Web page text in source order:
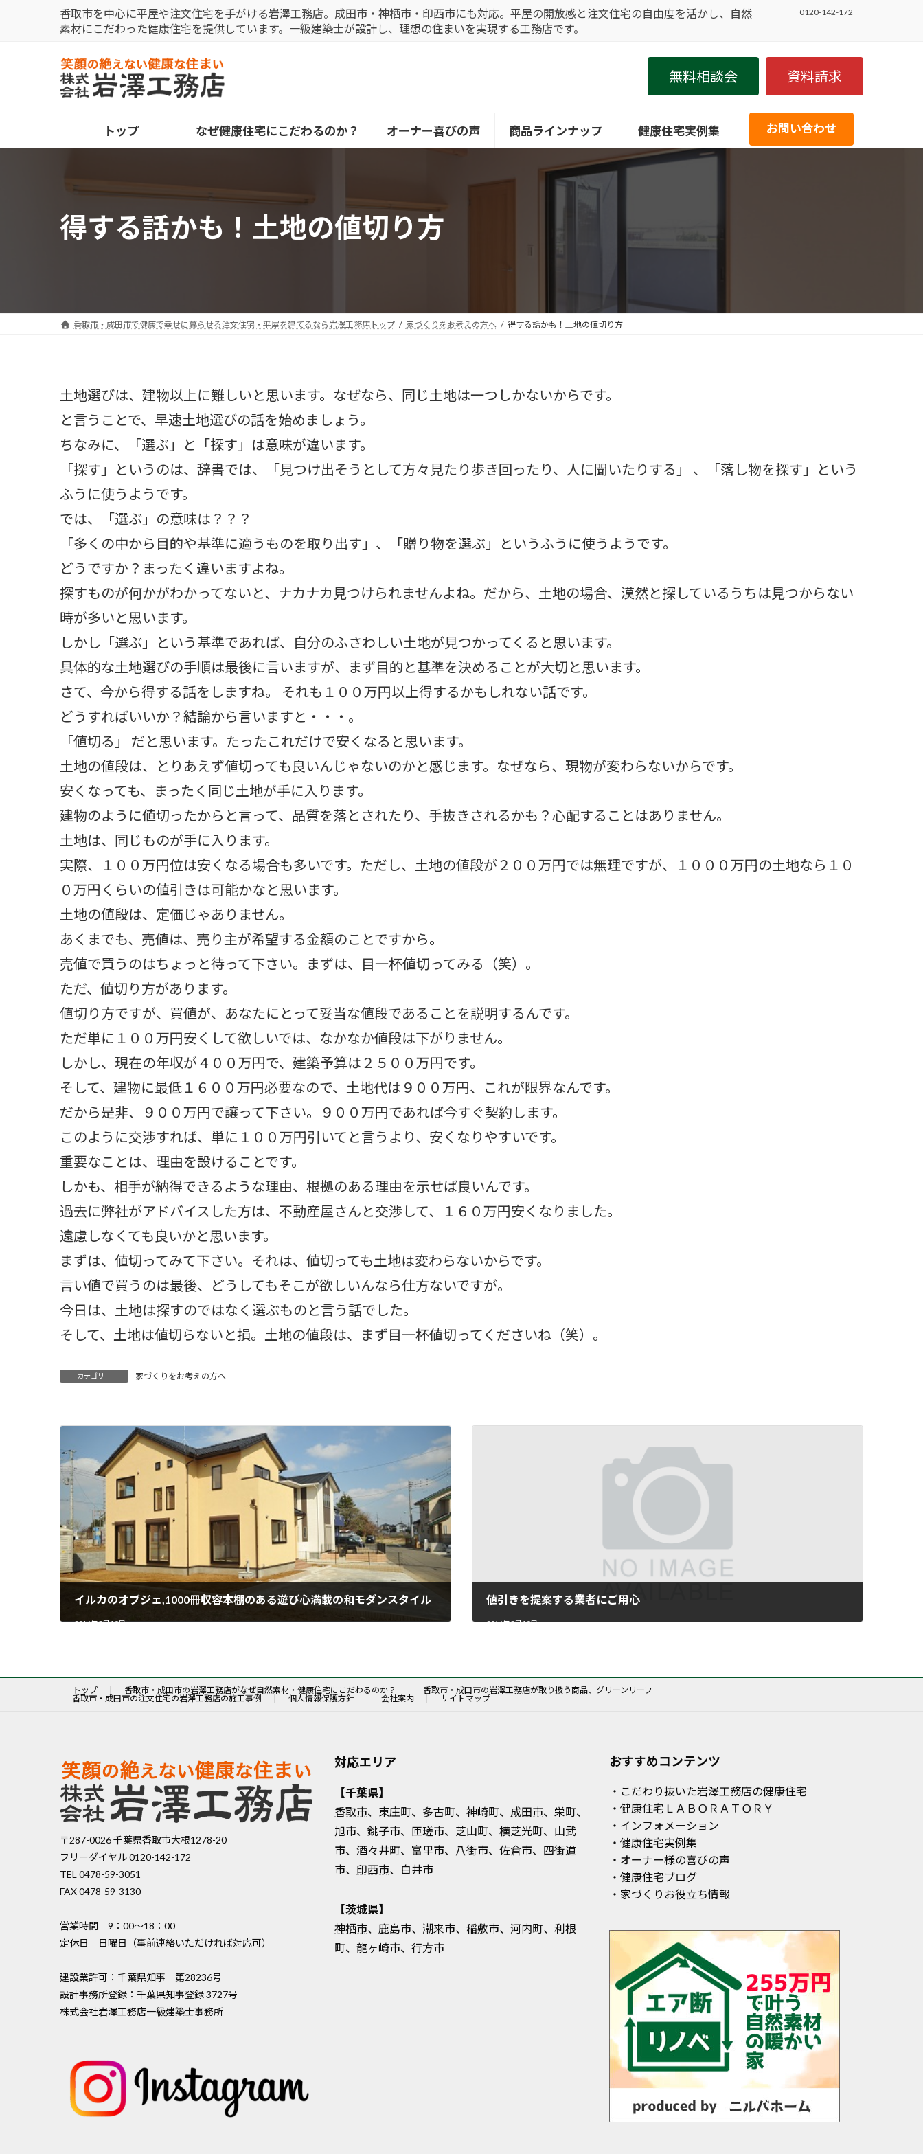
キ
に
香取市を中心に平屋や注文住宅を手がける岩澤工務店。成田市・神栖市・印西市にも対応。平屋の開放感と注文住宅の自由度を活かし、自然
素材にこだわった健康住宅を提供しています。一級建築士が設計し、理想の住まいを実現する工務店です。
0120-142-172
無料相談会 資料請求
トップ なぜ健康住宅にこだわるのか？ オーナー喜びの声 商品ラインナップ 健康住宅実例集 お問い合わせ
得する話かも！土地の値切り方
香取市・成田市で健康で幸せに暮らせる注文住宅・平屋を建てるなら岩澤工務店トップ 家づくりをお考えの方へ 得する話かも！土地の値切り方
土地選びは、建物以上に難しいと思います。なぜなら、同じ土地は一つしかないからです。
と言うことで、早速土地選びの話を始めましょう。
ちなみに、「選ぶ」と「探す」は意味が違います。
「探す」というのは、辞書では、「見つけ出そうとして方々見たり歩き回ったり、人に聞いたりする」 、「落し物を探す」という
ふうに使うようです。
では、「選ぶ」の意味は？？？
「多くの中から目的や基準に適うものを取り出す」、「贈り物を選ぶ」というふうに使うようです。
どうですか？まったく違いますよね。
探すものが何かがわかってないと、ナカナカ見つけられませんよね。だから、土地の場合、漠然と探しているうちは見つからない
時が多いと思います。
しかし「選ぶ」という基準であれば、自分のふさわしい土地が見つかってくると思います。
具体的な土地選びの手順は最後に言いますが、まず目的と基準を決めることが大切と思います。
さて、今から得する話をしますね。 それも１００万円以上得するかもしれない話です。
どうすればいいか？結論から言いますと・・・。
「値切る」 だと思います。たったこれだけで安くなると思います。
土地の値段は、とりあえず値切っても良いんじゃないのかと感じます。なぜなら、現物が変わらないからです。
安くなっても、まったく同じ土地が手に入ります。
建物のように値切ったからと言って、品質を落とされたり、手抜きされるかも？心配することはありません。
土地は、同じものが手に入ります。
実際、１００万円位は安くなる場合も多いです。ただし、土地の値段が２００万円では無理ですが、１０００万円の土地なら１０
０万円くらいの値引きは可能かなと思います。
土地の値段は、定価じゃありません。
あくまでも、売値は、売り主が希望する金額のことですから。
売値で買うのはちょっと待って下さい。まずは、目一杯値切ってみる（笑）。
ただ、値切り方があります。
値切り方ですが、買値が、あなたにとって妥当な値段であることを説明するんです。
ただ単に１００万円安くして欲しいでは、なかなか値段は下がりません。
しかし、現在の年収が４００万円で、建築予算は２５００万円です。
そして、建物に最低１６００万円必要なので、土地代は９００万円、これが限界なんです。
だから是非、９００万円で譲って下さい。９００万円であれば今すぐ契約します。
このように交渉すれば、単に１００万円引いてと言うより、安くなりやすいです。
重要なことは、理由を設けることです。
しかも、相手が納得できるような理由、根拠のある理由を示せば良いんです。
過去に弊社がアドバイスした方は、不動産屋さんと交渉して、１６０万円安くなりました。
遠慮しなくても良いかと思います。
まずは、値切ってみて下さい。それは、値切っても土地は変わらないからです。
言い値で買うのは最後、どうしてもそこが欲しいんなら仕方ないですが。
今日は、土地は探すのではなく選ぶものと言う話でした。
そして、土地は値切らないと損。土地の値段は、まず目一杯値切ってくださいね（笑）。
カテゴリー 家づくりをお考えの方へ
イルカのオブジェ,1000冊収容本棚のある遊び心満載の和モダンスタイル
2016年3月10日
値引きを提案する業者にご用心
2016年3月10日
トップ 香取市・成田市の岩澤工務店がなぜ自然素材・健康住宅にこだわるのか？
香取市・成田市の岩澤工務店が取り扱う商品、グリーンリーフ
香取市・成田市の注文住宅の岩澤工務店の施工事例
個人情報保護方針 会社案内 サイトマップ
〒287-0026 千葉県香取市大根1278-20
フリーダイヤル 0120-142-172
TEL 0478-59-3051
FAX 0478-59-3130
営業時間 9：00〜18：00
定休日 日曜日（事前連絡いただければ対応可）
建設業許可：千葉県知事 第28236号
設計事務所登録：千葉県知事登録 3727号
株式会社岩澤工務店一級建築士事務所
対応エリア
【千葉県】
香取市、東庄町、多古町、神崎町、 成田市、栄町、
旭市、銚子市、匝瑳市、芝山町、横芝光町、山武
市、酒々井町、富里市、八街市、佐倉市、四街道
市、 印西市、白井市
【茨城県】
神栖市、鹿島市、潮来市、稲敷市、河内町、利根
町、龍ヶ崎市、行方市
おすすめコンテンツ
・こだわり抜いた岩澤工務店の健康住宅
・健康住宅ＬＡＢＯＲＡＴＯＲＹ
・インフォメーション
・健康住宅実例集
・オーナー様の喜びの声
・健康住宅ブログ
・家づくりお役立ち情報